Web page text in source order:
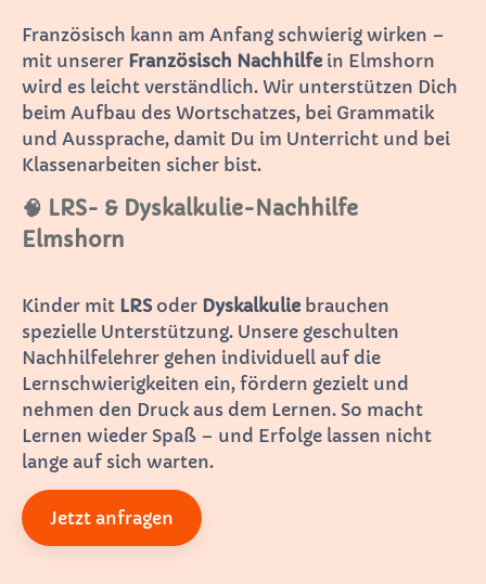
Französisch kann am Anfang schwierig wirken –
mit unserer Französisch Nachhilfe in Elmshorn
wird es leicht verständlich. Wir unterstützen Dich
beim Aufbau des Wortschatzes, bei Grammatik
und Aussprache, damit Du im Unterricht und bei
Klassenarbeiten sicher bist.
🧠 LRS- & Dyskalkulie-Nachhilfe
Elmshorn
Kinder mit LRSoder Dyskalkulie brauchen
spezielle Unterstützung. Unsere geschulten
Nachhilfelehrer gehen individuell auf die
Lernschwierigkeiten ein, fördern gezielt und
nehmen den Druck aus dem Lernen. So macht
Lernen wieder Spaß – und Erfolge lassen nicht
lange auf sich warten.
Jetzt anfragen